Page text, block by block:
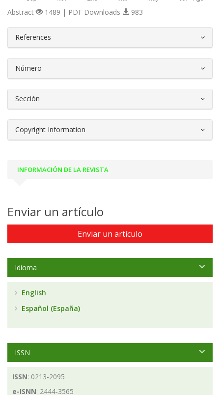
Abstract 1489 | PDF Downloads 983
References
Número
Sección
Copyright Information
INFORMACIÓN DE LA REVISTA
Enviar un artículo
Enviar un artículo
Idioma
English
Español (España)
ISSN
ISSN: 0213-2095
e-ISNN: 2444-3565